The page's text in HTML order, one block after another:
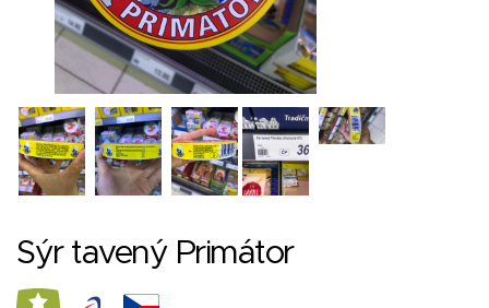
Sýr tavený Primátor